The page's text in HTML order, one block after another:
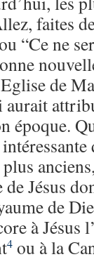
faites
“Ce ne
de
époque.
Jésus
de
à Jésus
4 ou à la